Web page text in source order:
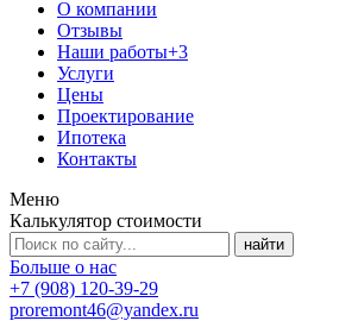
О компании
Отзывы
Наши работы+3
Услуги
Цены
Проектирование
Ипотека
Контакты
Меню
Калькулятор стоимости
Больше о нас
+7 (908) 120-39-29
proremont46@yandex.ru